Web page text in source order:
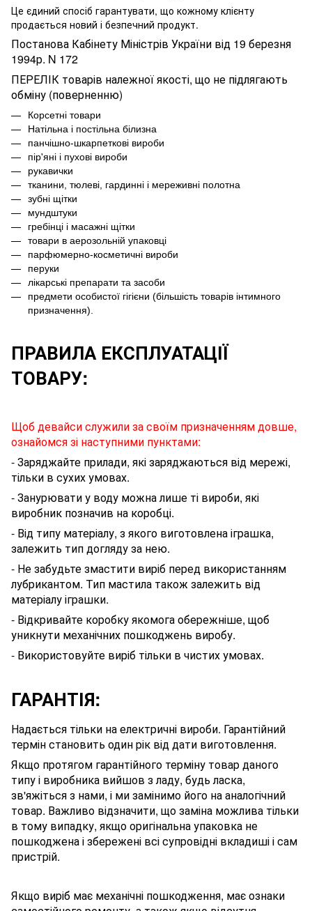
Це єдиний спосіб гарантувати, що кожному клієнту
продається новий і безпечний продукт.
Постанова Кабінету Міністрів України від 19 березня
1994р. N 172
ПЕРЕЛІК товарів належної якості, що не підлягають
обміну (поверненню)
Корсетні товари
Натільна і постільна білизна
панчішно-шкарпеткові вироби
пір'яні і пухові вироби
рукавички
тканини, тюлеві, гардинні і мереживні полотна
зубні щітки
мундштуки
гребінці і масажні щітки
товари в аерозольній упаковці
парфюмерно-косметичні вироби
перуки
лікарські препарати та засоби
предмети особистої гігієни (більшість товарів інтимного
призначення).
ПРАВИЛА ЕКСПЛУАТАЦІЇ
ТОВАРУ:
Щоб девайси служили за своїм призначенням довше,
ознайомся зі наступними пунктами:
- Заряджайте прилади, які заряджаються від мережі,
тільки в сухих умовах.
- Занурювати у воду можна лише ті вироби, які
виробник позначив на коробці.
- Від типу матеріалу, з якого виготовлена іграшка,
залежить тип догляду за нею.
- Не забудьте змастити виріб перед використанням
лубрикантом. Тип мастила також залежить від
матеріалуіграшки.
- Відкривайте коробку якомога обережніше, щоб
уникнути механічних пошкоджень виробу.
- Використовуйте виріб тільки в чистих умовах.
ГАРАНТІЯ:
Надається тільки на електричні вироби. Гарантійний
термін становить один рік від дати виготовлення.
Якщо протягом гарантійного терміну товар даного
типу і виробника вийшов з ладу, будь ласка,
зв'яжіться з нами, і ми замінимо його на аналогічний
товар. Важливо відзначити, що заміна можлива тільки
в тому випадку, якщо оригінальна упаковка не
пошкоджена і збережені всі супровідні вкладиші і сам
пристрій.
Якщо виріб має механічні пошкодження, має ознаки